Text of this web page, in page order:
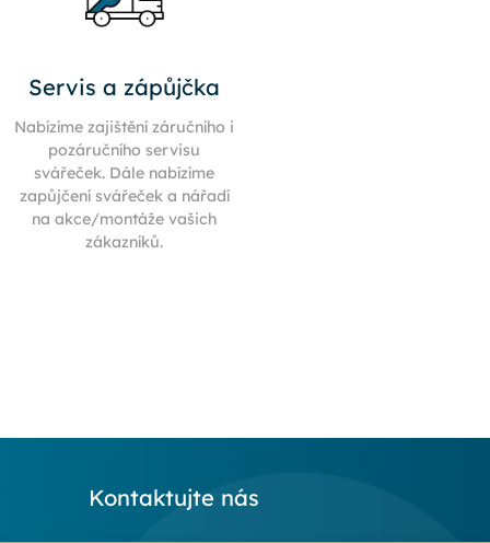
Servis a zápůjčka
Nabízíme zajištění záručního i
pozáručního servisu
svářeček. Dále nabízíme
zapůjčení svářeček a nářadí
na akce/montáže vašich
zákazníků.
Kontaktujte nás